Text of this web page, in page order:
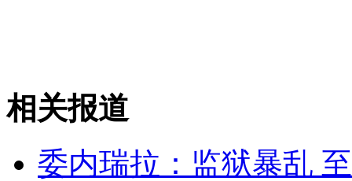
相关报道
委内瑞拉：监狱暴乱